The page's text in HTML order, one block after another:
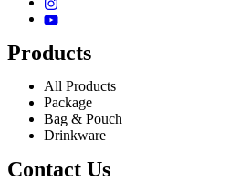
Products
All Products
Package
Bag & Pouch
Drinkware
Contact Us